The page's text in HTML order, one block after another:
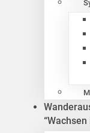
“Wachsen